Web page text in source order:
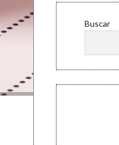
Buscar